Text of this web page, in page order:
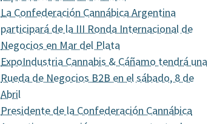
La Confederación Cannábica Argentina
participará de la III Ronda Internacional de
Negocios en Mar del Plata
ExpoIndustria Cannabis & Cáñamo tendrá una
Rueda de Negocios B2B en el sábado, 8 de
Abril
Presidente de la Confederación Cannábica